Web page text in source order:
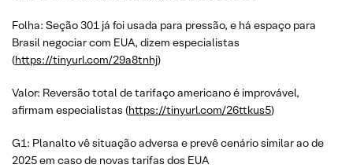
Folha: Seção 301 já foi usada para pressão, e há espaço para
Brasil negociar com EUA, dizem especialistas
(https://tinyurl.com/29a8tnhj)
Valor: Reversão total de tarifaço americano é improvável,
afirmam especialistas (https://tinyurl.com/26ttkus5)
G1: Planalto vê situação adversa e prevê cenário similar ao de
2025 em caso de novas tarifas dos EUA